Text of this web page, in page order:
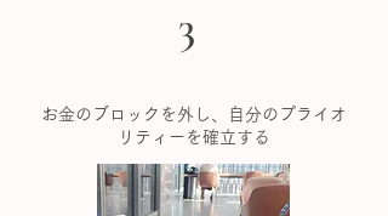
3
お金のブロックを外し、自分のプライオ
リティーを確立する